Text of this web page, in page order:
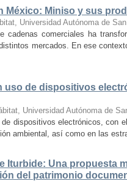
México: Miniso y sus
Universidad Autónoma de
cadenas comerciales ha
mercados. En ese
uso de dispositivos
Universidad Autónoma de
dispositivos electrónicos, con
ambiental, así como en las
Iturbide: Una propuesta
del patrimonio